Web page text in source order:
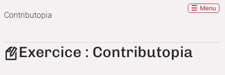
Contributopia
Menu
Exercice : Contributopia